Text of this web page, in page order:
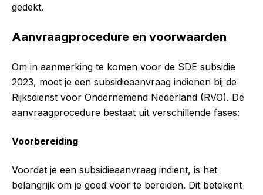
gedekt.
Aanvraagprocedure en voorwaarden
Om in aanmerking te komen voor de SDE subsidie
2023, moet je een subsidieaanvraag indienen bij de
Rijksdienst voor Ondernemend Nederland (RVO). De
aanvraagprocedure bestaat uit verschillende fases:
Voorbereiding
Voordat je een subsidieaanvraag indient, is het
belangrijk om je goed voor te bereiden. Dit betekent